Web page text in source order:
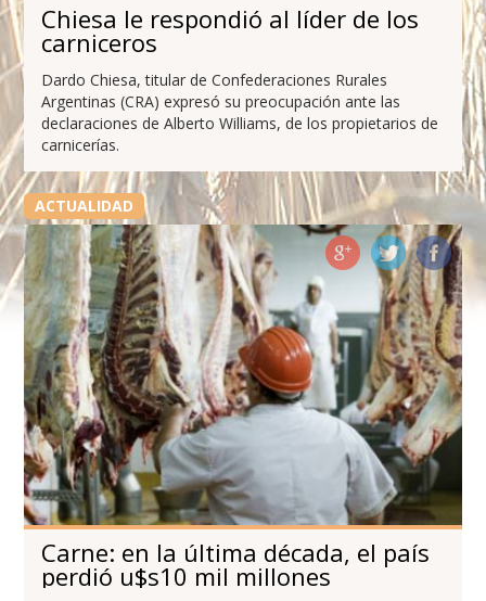
Chiesa le respondió al líder de los
carniceros
Dardo Chiesa, titular de Confederaciones Rurales
Argentinas (CRA) expresó su preocupación ante las
declaraciones de Alberto Williams, de los propietarios de
carnicerías.
ACTUALIDAD
Carne: en la última década, el país
perdió u$s10 mil millones